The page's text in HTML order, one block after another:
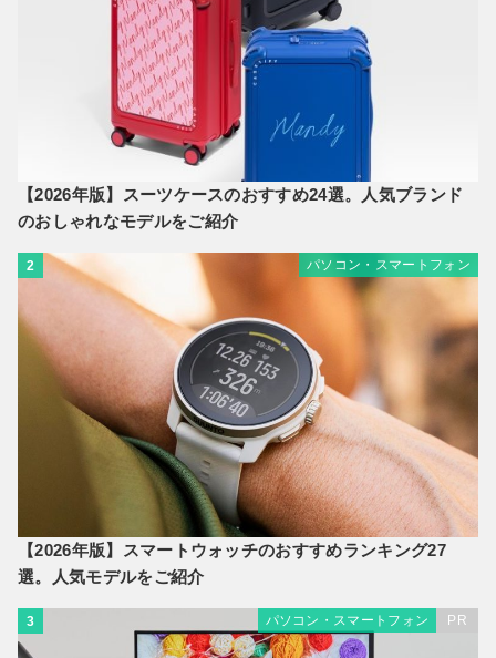
【2026年版】スーツケースのおすすめ24選。人気ブランド
のおしゃれなモデルをご紹介
2 パソコン・スマートフォン
【2026年版】スマートウォッチのおすすめランキング27
選。人気モデルをご紹介
3 パソコン・スマートフォン PR